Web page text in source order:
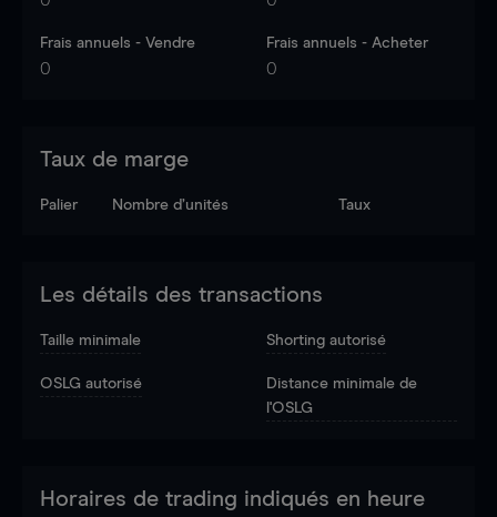
Frais annuels - Vendre
0
Frais annuels - Acheter
0
Taux de marge
Palier Nombre d’unités Taux
Les détails des transactions
Taille minimale Shorting autorisé
OSLG autorisé
Distance minimale de
l'OSLG
Horaires de trading indiqués en heure